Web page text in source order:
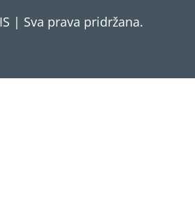
| Sva prava pridržana.